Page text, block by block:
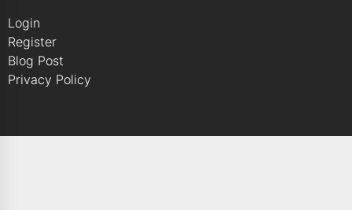
Login
Register
Blog Post
Privacy Policy